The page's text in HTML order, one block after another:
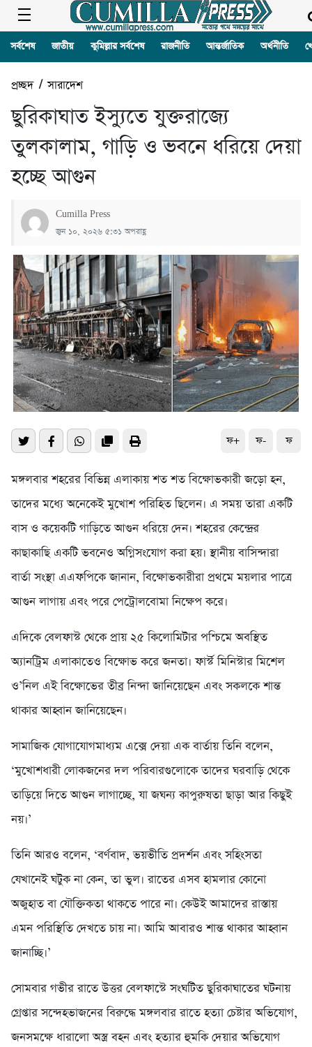
সর্বশেষ জাতীয় কুমিল্লার সর্বশেষ রাজনীতি আন্তর্জাতিক অর্থনীতি
প্রচ্ছদ/সারাদেশ
ছুরিকাঘাত ইস্যুতে যুক্তরাজ্যে
তুলকালাম, গাড়ি ও ভবনে ধরিয়ে দেয়া
হচ্ছে আগুন
Cumilla Press
জুন ১০, ২০২৬ ৫:৩১ অপরাহ্ণ
ফ+ ফ- ফ
মঙ্গলবার শহরের বিভিন্ন এলাকায় শত শত বিক্ষোভকারী জড়ো হন,
তাদের মধ্যে অনেকেই মুখোশ পরিহিত ছিলেন। এ সময় তারা একটি
বাস ও কয়েকটি গাড়িতে আগুন ধরিয়ে দেন। শহরের কেন্দ্রের
কাছাকাছি একটি ভবনেও অগ্নিসংযোগ করা হয়। স্থানীয় বাসিন্দারা
বার্তা সংস্থা এএফপিকে জানান, বিক্ষোভকারীরা প্রথমে ময়লার পাত্রে
আগুন লাগায় এবং পরে পেট্রোলবোমা নিক্ষেপ করে।
এদিকে বেলফাস্ট থেকে প্রায় ২৫ কিলোমিটার পশ্চিমে অবস্থিত
অ্যানট্রিম এলাকাতেও বিক্ষোভ করে জনতা। ফার্স্ট মিনিস্টার মিশেল
ও’নিল এই বিক্ষোভের তীব্র নিন্দা জানিয়েছেন এবং সকলকে শান্ত
থাকার আহ্বান জানিয়েছেন।
সামাজিক যোগাযোগমাধ্যম এক্সে দেয়া এক বার্তায় তিনি বলেন,
‘মুখোশধারী লোকজনের দল পরিবারগুলোকে তাদের ঘরবাড়ি থেকে
তাড়িয়ে দিতে আগুন লাগাচ্ছে, যা জঘন্য কাপুরুষতা ছাড়া আর কিছুই
নয়।’
তিনি আরও বলেন, ‘বর্ণবাদ, ভয়ভীতি প্রদর্শন এবং সহিংসতা
যেখানেই ঘটুক না কেন, তা ভুল। রাতের এসব হামলার কোনো
অজুহাত বা যৌক্তিকতা থাকতে পারে না। কেউই আমাদের রাস্তায়
এমন পরিস্থিতি দেখতে চায় না। আমি আবারও শান্ত থাকার আহ্বান
জানাচ্ছি।’
সোমবার গভীর রাতে উত্তর বেলফাস্টে সংঘটিত ছুরিকাঘাতের ঘটনায়
গ্রেপ্তার সন্দেহভাজনের বিরুদ্ধে মঙ্গলবার রাতে হত্যা চেষ্টার অভিযোগ,
জনসমক্ষে ধারালো অস্ত্র বহন এবং হত্যার হুমকি দেয়ার অভিযোগ